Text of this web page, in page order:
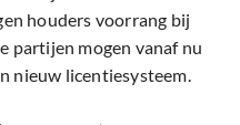
houders voorrang bij
partijen mogen vanaf nu
nieuw licentiesysteem.